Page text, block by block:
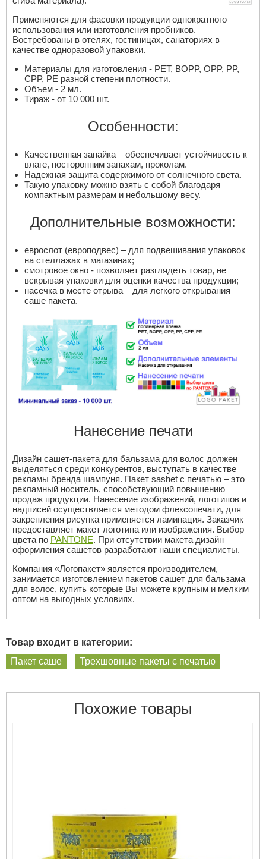
Применяются для фасовки продукции однократного
использования или изготовления пробников.
Востребованы в отелях, гостиницах, санаториях в
качестве одноразовой упаковки.
Материалы для изготовления - PET, BOPP, OPP, PP,
CPP, PE разной степени плотности.
Объем - 2 мл.
Тираж - от 10 000 шт.
Особенности:
Качественная запайка – обеспечивает устойчивость к
влаге, посторонним запахам, проколам.
Надежная защита содержимого от солнечного света.
Такую упаковку можно взять с собой благодаря
компактным размерам и небольшому весу.
Дополнительные возможности:
еврослот (европодвес) – для подвешивания упаковок
на стеллажах в магазинах;
смотровое окно - позволяет разглядеть товар, не
вскрывая упаковки для оценки качества продукции;
насечка в месте отрыва – для легкого открывания
саше пакета.
Нанесение печати
Дизайн сашет-пакета для бальзама для волос должен
выделяться среди конкурентов, выступать в качестве
рекламы бренда шампуня. Пакет sashet с печатью – это
рекламный носитель, способствующий повышению
продаж продукции. Нанесение изображений, логотипов и
надписей осуществляется методом флексопечати, для
закрепления рисунка применяется ламинация. Заказчик
предоставляет макет логотипа или изображения. Выбор
цвета по PANTONE. При отсутствии макета дизайн
оформления сашетов разработают наши специалисты.
Компания «Логопакет» является производителем,
занимается изготовлением пакетов сашет для бальзама
для волос, купить которые Вы можете крупным и мелким
оптом на выгодных условиях.
Товар входит в категории:
Пакет саше
Трехшовные пакеты с печатью
Похожие товары